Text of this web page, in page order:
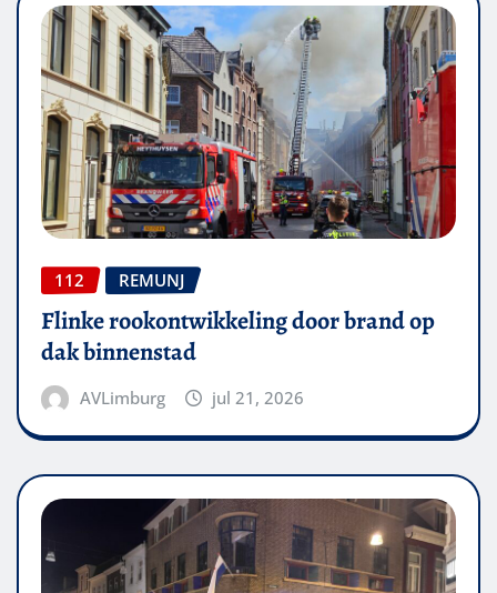
112 REMUNJ
Flinke rookontwikkeling door brand op
dak binnenstad
AVLimburg jul 21, 2026